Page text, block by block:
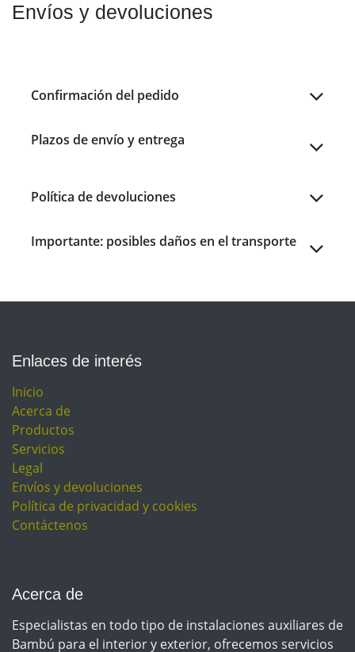
Envíos y devoluciones
Confirmación del pedido
Plazos de envío y entrega
Política de devoluciones
Importante: posibles daños en el transporte
Enlaces de interés
Inicio
Acerca de
Productos
Servicios
Legal
Envíos y devoluciones
Política de privacidad y cookies
Contáctenos
Acerca de
Especialistas en todo tipo de instalaciones auxiliares de
Bambú para el interior y exterior, ofrecemos servicios